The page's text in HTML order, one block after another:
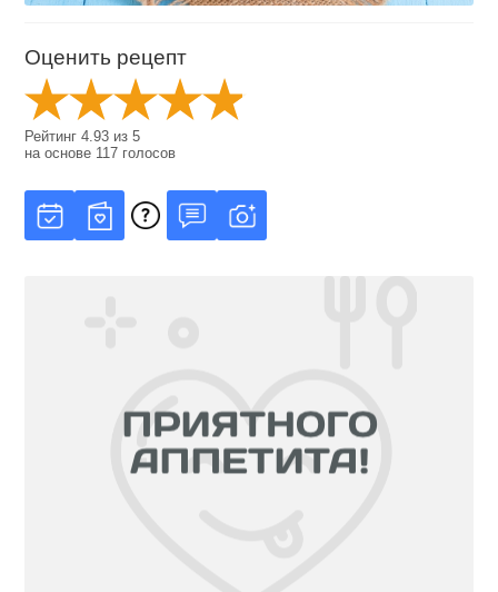
Оценить рецепт
Рейтинг4.93 из5
на основе 117 голосов